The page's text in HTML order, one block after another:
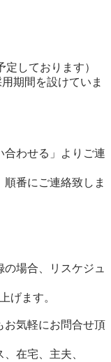
しております）
期間を設けていま
合わせる」よりご連
番にご連絡致しま
場合、リスケジュ
げます。
気軽にお問合せ頂
在宅、主夫、